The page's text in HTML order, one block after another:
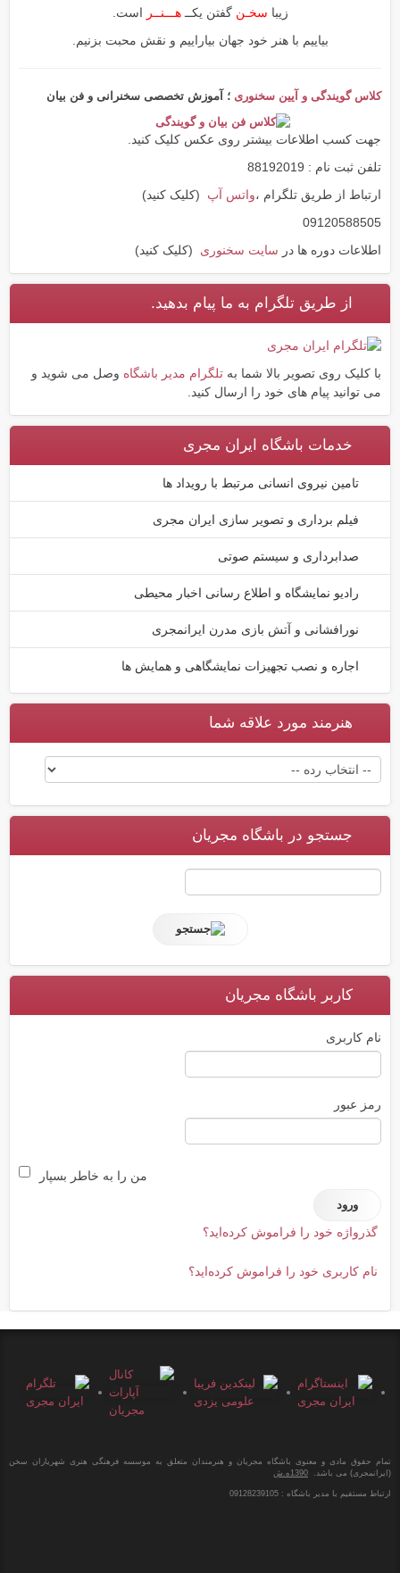
زیبا سخـن گفتن یکــهـــنــر است.
بیاییم با هنر خود جهان بیاراییم و نقش محبت بزنیم.
کلاس گویندگی و آیین سخنوری ؛ آموزش تخصصی سخنرانی و فن بیان
جهت کسب اطلاعات بیشتر روی عکس کلیک کنید.
تلفن ثبت نام : 88192019
ارتباط از طریق تلگرام ،واتس آپ (کلیک کنید)
09120588505
اطلاعات دوره ها در سایت سخنوری (کلیک کنید)
از طریق تلگرام به ما پیام بدهید.
با کلیک روی تصویر بالا شما به تلگرام مدیر باشگاه وصل می شوید و
می توانید پیام های خود را ارسال کنید.
خدمات باشگاه ایران مجری
تامین نیروی انسانی مرتبط با رویداد ها
فیلم برداری و تصویر سازی ایران مجری
صدابرداری و سیستم صوتی
رادیو نمایشگاه و اطلاع رسانی اخبار محیطی
نورافشانی و آتش بازی مدرن ایرانمجری
اجاره و نصب تجهیزات نمایشگاهی و همایش ها
هنرمند مورد علاقه شما
جستجو در باشگاه مجریان
کاربر باشگاه مجریان
نام کاربری
رمز عبور
من را به خاطر بسپار
گذرواژه خود را فراموش کرده‌اید؟
نام کاربری خود را فراموش کرده‌اید؟
تمام حقوق مادی و معنوی باشگاه مجریان و هنرمندان متعلق به موسسه فرهنگی هنری شهریاران سخن
(ایرانمجری) می باشد. 1390ه.ش
ارتباط مستقیم با مدیر باشگاه : 09128239105